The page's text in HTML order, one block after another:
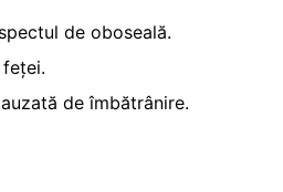
de oboseală.
de îmbătrânire.